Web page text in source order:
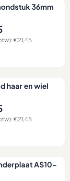
36mm
exclusief btw:
€21,45
haar en wiel
exclusief btw:
€21,45
AS10-